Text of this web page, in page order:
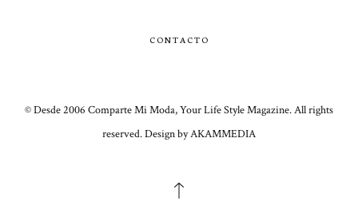
CONTACTO
© Desde 2006 Comparte Mi Moda, Your Life Style Magazine. All rights
reserved. Design by AKAMMEDIA